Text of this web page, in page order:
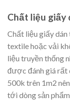
Chất liệu giấy
Chất liệu giấy
textile hoặc vải
liệu truyền thống
được đánh giá rất
500k trên 1m2
tới dòng sản